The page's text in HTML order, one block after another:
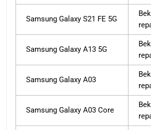
Samsung Galaxy S21 FE 5G
Samsung Galaxy A13 5G
Samsung Galaxy A03
Samsung Galaxy A03 Core